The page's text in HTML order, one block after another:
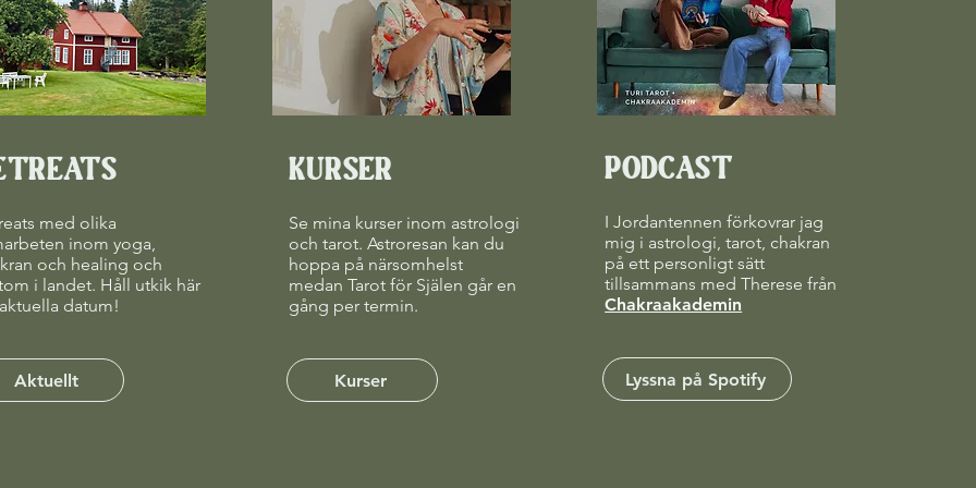
med olika
inom yoga,
och healing och
i landet. Håll utkik här
datum!
Aktuellt
KURSER
Se mina kurser inom astrologi
och tarot. Astroresan kan du
hoppa på närsomhelst
medan Tarot för Själen går en
gång per termin.
Kurser
PODCAST
I Jordantennen förkovrar jag
mig i astrologi, tarot, chakran
på ett personligt sätt
tillsammans med Therese från
Chakraakademin
Lyssna på Spotify